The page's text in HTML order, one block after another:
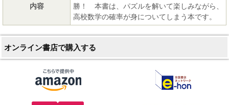
内容
勝！ 本書は、パズルを解いて楽しみながら、
高校数学の確率が身についてしまう本です。
オンライン書店で購入する